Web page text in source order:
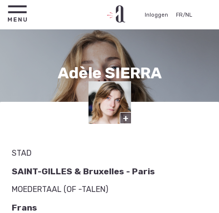
Inloggen FR/NL
Adèle SIERRA
Actrice
+
STAD
SAINT-GILLES & Bruxelles - Paris
MOEDERTAAL (OF -TALEN)
Frans